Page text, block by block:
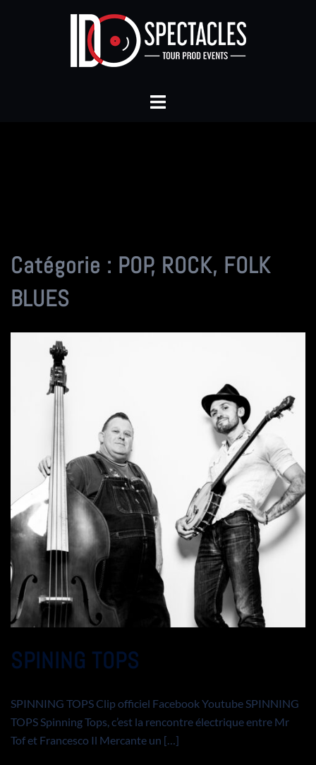
Ouvrir/fermer
Catégorie : POP, ROCK, FOLK
BLUES
SPINING TOPS
SPINNING TOPS Clip officiel Facebook Youtube SPINNING
TOPS Spinning Tops, c’est la rencontre électrique entre Mr
Tof et Francesco Il Mercante un […]